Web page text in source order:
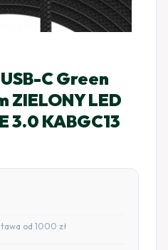
C Green
ZIELONY LED
3.0 KABGC13
od 1000 zł